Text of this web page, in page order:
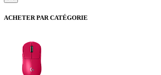
ACHETER PAR CATÉGORIE